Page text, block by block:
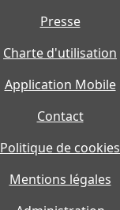
Presse
Charte d'utilisation
Application Mobile
Contact
Politique de cookies
Mentions légales